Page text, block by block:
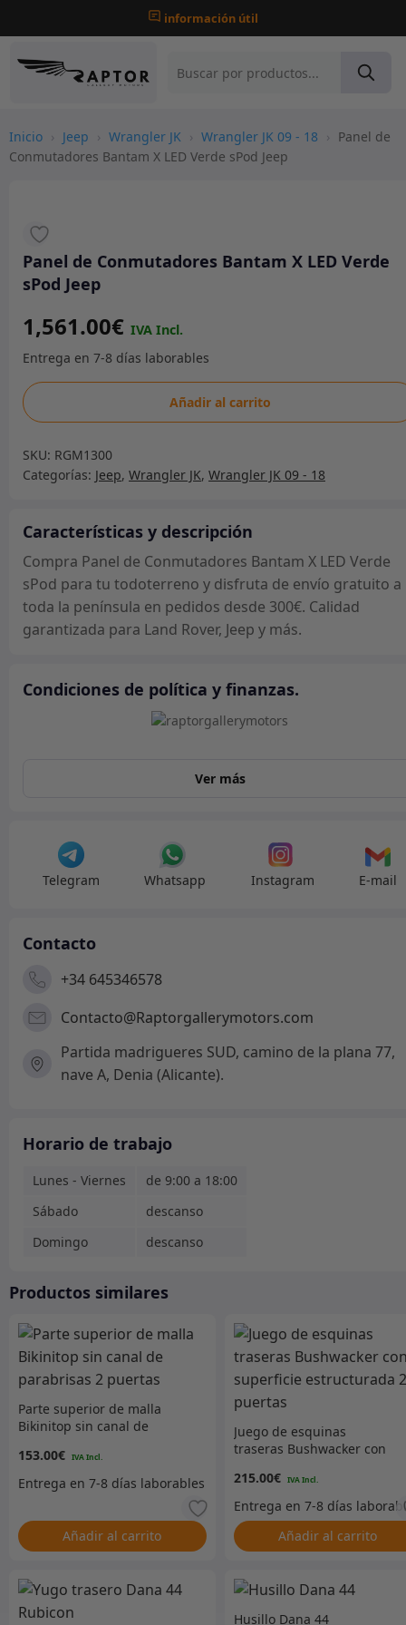
información útil
Inicio › Jeep › Wrangler JK › Wrangler JK 09 - 18 › Panel de
Conmutadores Bantam X LED Verde sPod Jeep
Panel de Conmutadores Bantam X LED Verde
sPod Jeep
1,561.00€
Panel
de
Bantam
X
Verde
Jeep
cantidad
Añadir al carrito
SKU: RGM1300
Categorías: Jeep, Wrangler JK, Wrangler JK 09 - 18
Características y descripción
Compra Panel de Conmutadores Bantam X LED Verde
sPod para tu todoterreno y disfruta de envío gratuito a
toda la península en pedidos desde 300€. Calidad
garantizada para Land Rover, Jeep y más.
Condiciones de política y finanzas.
Ver más
Telegram Whatsapp Instagram E-mail
Contacto
+34 645346578
Contacto@Raptorgallerymotors.com
Partida madrigueres SUD, camino de la plana 77,
nave A, Denia (Alicante).
Horario de trabajo
Lunes - Viernes
de 9:00 a 18:00
Sábado
descanso
Domingo
descanso
Productos similares
Parte superior de malla
Bikinitop sin canal de
153.00€
Añadir al carrito
Juego de esquinas
traseras Bushwacker con
puertas
215.00€
Añadir al carrito
Husillo Dana 44